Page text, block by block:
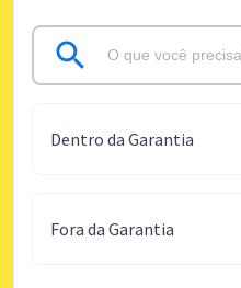
Dentro da Garantia
Fora da Garantia